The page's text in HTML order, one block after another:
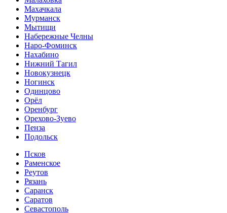
Махачкала
Мурманск
Мытищи
Набережные Челны
Наро-Фоминск
Нахабино
Нижний Тагил
Новокузнецк
Ногинск
Одинцово
Орёл
Оренбург
Орехово-Зуево
Пенза
Подольск
Псков
Раменское
Реутов
Рязань
Саранск
Саратов
Севастополь